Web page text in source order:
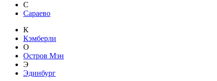
С
Сараево
К
Кэмберли
О
Остров Мэн
Э
Эдинбург